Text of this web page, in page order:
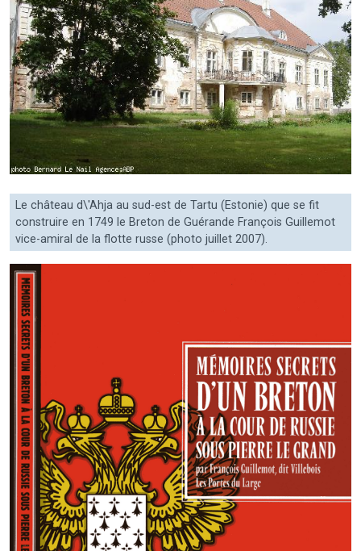
Le château d\'Ahja au sud-est de Tartu (Estonie) que se fit
construire en 1749 le Breton de Guérande François Guillemot
vice-amiral de la flotte russe (photo juillet 2007).